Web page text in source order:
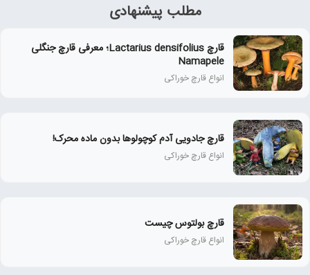
مطلب پیشنهادی
قارچ Lactarius densifolius؛ معرفی قارچ جنگلی
Namapele
انواع قارچ خوراکی
قارچ جادویی آدم کوچولوها بدون ماده محرک!
انواع قارچ خوراکی
قارچ بولتوس چیست
انواع قارچ خوراکی